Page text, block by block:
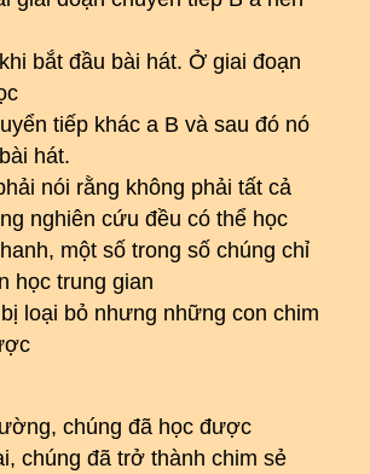
bắt đầu bài hát. Ở giai đoạn
tiếp khác a B và sau đó nó
hát.
nói rằng không phải tất cả
nghiên cứu đều có thể học
một số trong số chúng chỉ
học trung gian
loại bỏ nhưng những con chim
chúng đã học được
chúng đã trở thành chim sẻ